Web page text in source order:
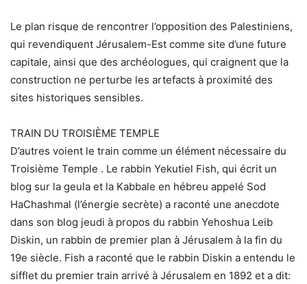
Le plan risque de rencontrer l’opposition des Palestiniens,
qui revendiquent Jérusalem-Est comme site d’une future
capitale, ainsi que des archéologues, qui craignent que la
construction ne perturbe les artefacts à proximité des
sites historiques sensibles.
TRAIN DU TROISIÈME TEMPLE
D’autres voient le train comme un élément nécessaire du
Troisième Temple . Le rabbin Yekutiel Fish, qui écrit un
blog sur la geula et la Kabbale en hébreu appelé Sod
HaChashmal (l’énergie secrète) a raconté une anecdote
dans son blog jeudi à propos du rabbin Yehoshua Leib
Diskin, un rabbin de premier plan à Jérusalem à la fin du
19e siècle. Fish a raconté que le rabbin Diskin a entendu le
sifflet du premier train arrivé à Jérusalem en 1892 et a dit: